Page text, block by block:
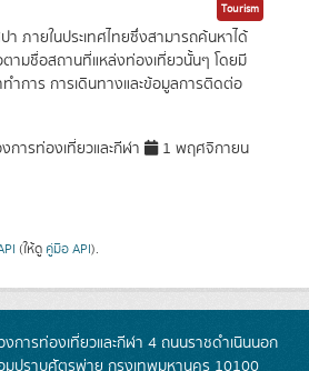
Tourism
า ภายในประเทศไทยซึ่งสามารถค้นหาได้
ามชื่อสถานที่แหล่งท่องเที่ยวนั้นๆ โดยมี
ทำการ การเดินทางและข้อมูลการติดต่อ
การท่องเที่ยวและกีฬา
1 พฤศจิกายน
(ให้ดู คู่มือ API).
การท่องเที่ยวและกีฬา 4 ถนนราชดำเนินนอก
มปราบศัตรูพ่าย กรุงเทพมหานคร 10100